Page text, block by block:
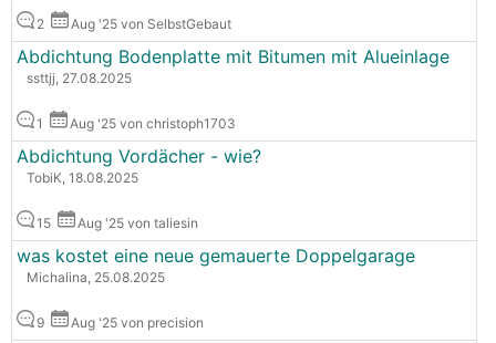
2 Aug '25 von SelbstGebaut
Abdichtung Bodenplatte mit Bitumen mit Alueinlage
ssttjj, 27.08.2025
1 Aug '25 von christoph1703
Abdichtung Vordächer - wie?
TobiK, 18.08.2025
15 Aug '25 von taliesin
was kostet eine neue gemauerte Doppelgarage
Michalina, 25.08.2025
9 Aug '25 von precision